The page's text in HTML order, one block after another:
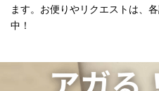
ます。お便りやリクエストは、
中！